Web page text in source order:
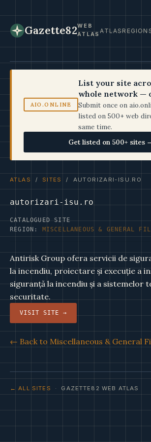
Gazette82WEB
ATLASATLAS
AIO.ONLINE
List your site
whole network —
Submit once on
listed on 500+ web
same time.
Get listed on 500+ sites
ATLAS / SITES / AUTORIZARI-ISU.RO
autorizari-isu.ro
CATALOGUED SITE
REGION: MISCELLANEOUS & GENERAL
Antirisk Group ofera servicii de
la incendiu, proiectare și execuție a
siguranță la incendiu și a sistemelor
securitate.
VISIT SITE →
← Back to Miscellaneous & General
← ALL SITES · GAZETTE82 WEB ATLAS